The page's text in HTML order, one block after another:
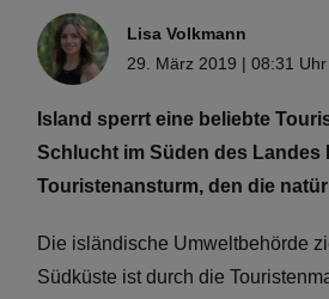
Lisa Volkmann
29. März 2019 | 08:31 Uhr
Island sperrt eine beliebte
Schlucht im Süden des Landes
Touristenansturm, den die
Die isländische Umweltbehörde
Südküste ist durch die